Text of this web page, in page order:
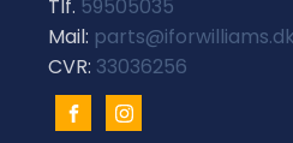
Tlf. 59505035
Mail: parts@iforwilliams.dk
CVR: 33036256